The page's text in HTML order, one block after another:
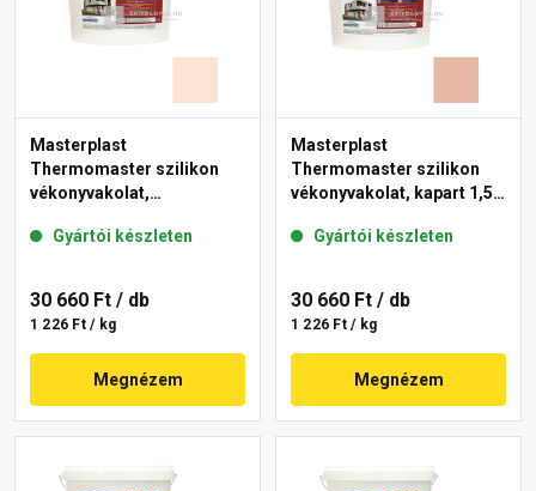
Masterplast
Thermomaster szilikon
vékonyvakolat,
15-F 25 kg
Gyártói készleten
30 660 Ft / db
1 226 Ft / kg
Megnézem
Masterplast
Thermomaster szilikon
vékonyvakolat, kapart 1,5
Gyártói készleten
30 660 Ft / db
1 226 Ft / kg
Megnézem